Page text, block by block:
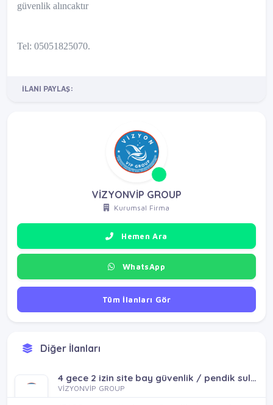
güvenlik alıncaktır
Tel: 05051825070.
İLANI PAYLAŞ:
VİZYONVİP GROUP
Kurumsal Firma
Hemen Ara
WhatsApp
Tüm İlanları Gör
Diğer İlanları
4 gece 2 izin site bay güvenlik / pendik sultanbeyli kurtköy
VİZYONVİP GROUP